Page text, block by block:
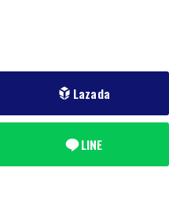
Lazada
LINE